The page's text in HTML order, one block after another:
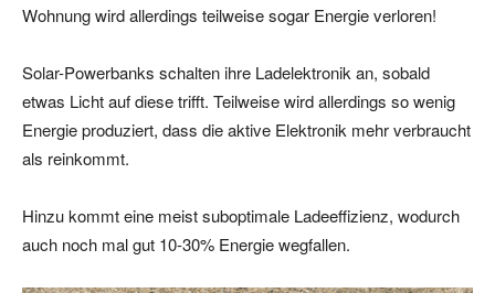
Wohnung wird allerdings teilweise sogar Energie verloren!
Solar-Powerbanks schalten ihre Ladelektronik an, sobald
etwas Licht auf diese trifft. Teilweise wird allerdings so wenig
Energie produziert, dass die aktive Elektronik mehr verbraucht
als reinkommt.
Hinzu kommt eine meist suboptimale Ladeeffizienz, wodurch
auch noch mal gut 10-30% Energie wegfallen.